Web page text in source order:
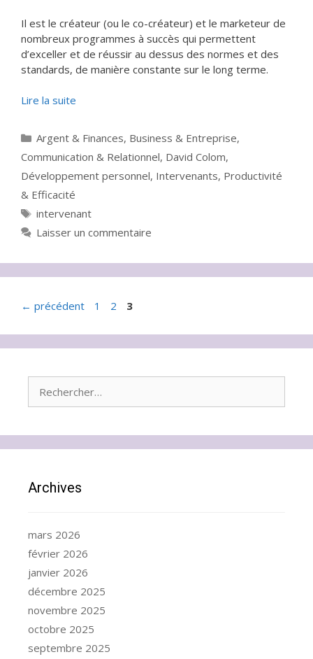
Il est le créateur (ou le co-créateur) et le marketeur de
nombreux programmes à succès qui permettent
d’exceller et de réussir au dessus des normes et des
standards, de manière constante sur le long terme.
Lire la suite
Catégories
Argent & Finances, Business & Entreprise,
Communication & Relationnel, David Colom,
Développement personnel, Intervenants, Productivité
& Efficacité
Étiquettes
intervenant
Laisser un commentaire
← précédent Page
1 Page
2 Page
3
Archives
mars 2026
février 2026
janvier 2026
décembre 2025
novembre 2025
octobre 2025
septembre 2025